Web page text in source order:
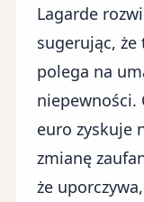
Lagarde
sugerując,
polega na
niepewności.
euro zyskuje
zmianę
że